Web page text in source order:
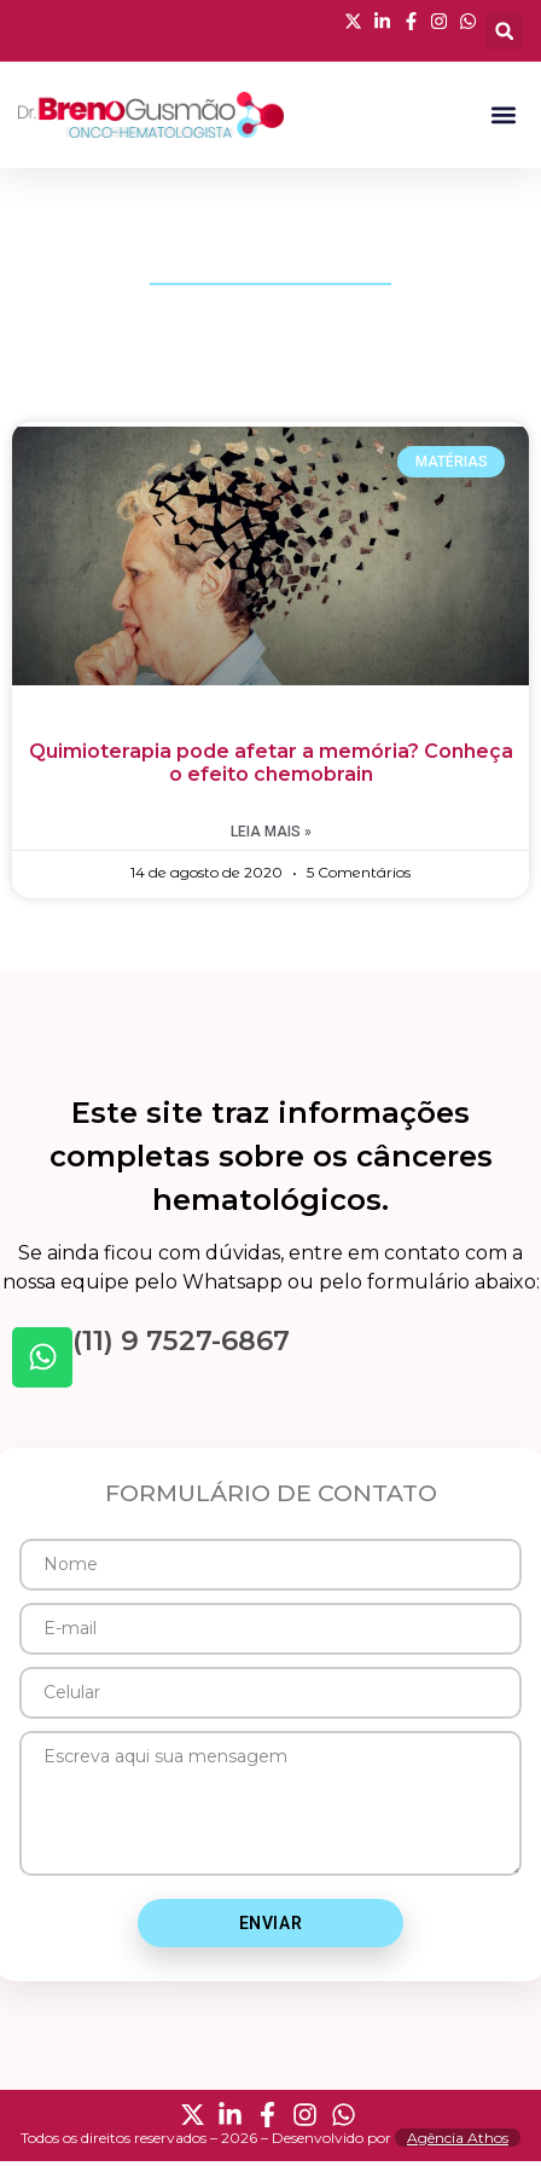
MATÉRIAS
Quimioterapia pode afetar a memória? Conheça
o efeito chemobrain
LEIA MAIS »
14 de agosto de 2020 5 Comentários
Este site traz informações
completas sobre os cânceres
hematológicos.
Se ainda ficou com dúvidas, entre em contato com a
nossa equipe pelo Whatsapp ou pelo formulário abaixo:
(11) 9 7527-6867
FORMULÁRIO DE CONTATO
Nome
mail
Celular
ENVIAR
Todos os direitos reservados – 2026 – Desenvolvido por Agência Athos